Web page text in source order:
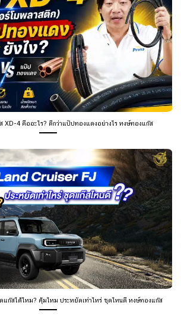
4 คืออะไร? ดีกว่าแป๊ปทองแดงอย่างไร หงษ์ทองแก๊ส
แก๊สได้ไหม? คุ้มไหม ประหยัดเท่าไหร่ ชุดไหนดี หงษ์ทองแก๊ส